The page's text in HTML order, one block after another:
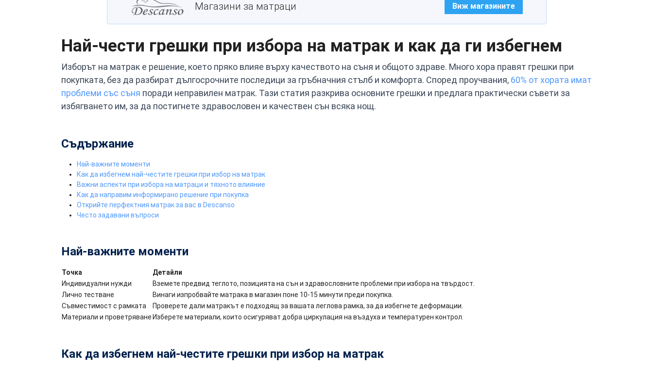
Магазини за матраци Виж магазините
Най-чести грешки при избора на матрак и как да ги избегнем
Изборът на матрак е решение, което пряко влияе върху качеството на съня и общото здраве. Много хора правят грешки при
покупката, без да разбират дългосрочните последици за гръбначния стълб и комфорта. Според проучвания, 60% от хората имат
проблеми със съня поради неправилен матрак. Тази статия разкрива основните грешки и предлага практически съвети за
избягването им, за да постигнете здравословен и качествен сън всяка нощ.
Съдържание
Най-важните моменти
Как да избегнем най-честите грешки при избор на матрак
Важни аспекти при избора на матраци и тяхното влияние
Как да направим информирано решение при покупка
Открийте перфектния матрак за вас в Descanso
Често задавани въпроси
Най-важните моменти
Точка
Детайли
Индивидуални нужди
Вземете предвид теглото, позицията на сън и здравословните проблеми при избора на твърдост.
Лично тестване
Винаги изпробвайте матрака в магазин поне 10-15 минути преди покупка.
Съвместимост с рамката
Проверете дали матракът е подходящ за вашата леглова рамка, за да избегнете деформации.
Материали и проветряване Изберете материали, които осигуряват добра циркулация на въздуха и температурен контрол.
Как да избегнем най-честите грешки при избор на матрак